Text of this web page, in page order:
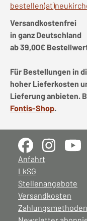
Versandkostenfrei
in ganz Deutschland
ab 39,00€
Für Bestellungen in
hoher Lieferkosten
Lieferung anbieten.
Fontis-Shop.
Anfahrt
LkSG
Stellenangebote
Versandkosten
Zahlungsmethoden